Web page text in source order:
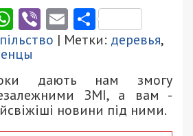
WhatsApp
ViberEmail
| Метки: деревья,
дають нам змогу
ЗМІ, а вам -
новини під ними.